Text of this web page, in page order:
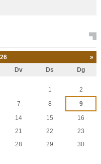
»
Dv Ds Dg
1
2
7 8
9
14 15
16
21 22
23
28 29
30